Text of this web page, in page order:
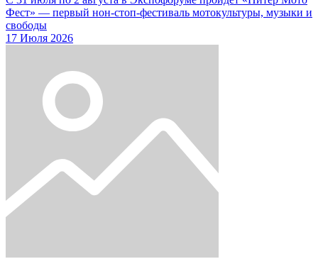
Фест» — первый нон-стоп-фестиваль мотокультуры, музыки и
свободы
17 Июля 2026